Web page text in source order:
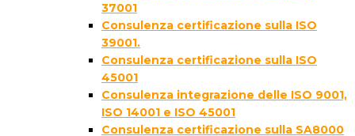
37001
Consulenza certificazione sulla ISO
39001.
Consulenza certificazione sulla ISO
45001
Consulenza integrazione delle ISO 9001,
ISO 14001 e ISO 45001
Consulenza certificazione sulla SA8000